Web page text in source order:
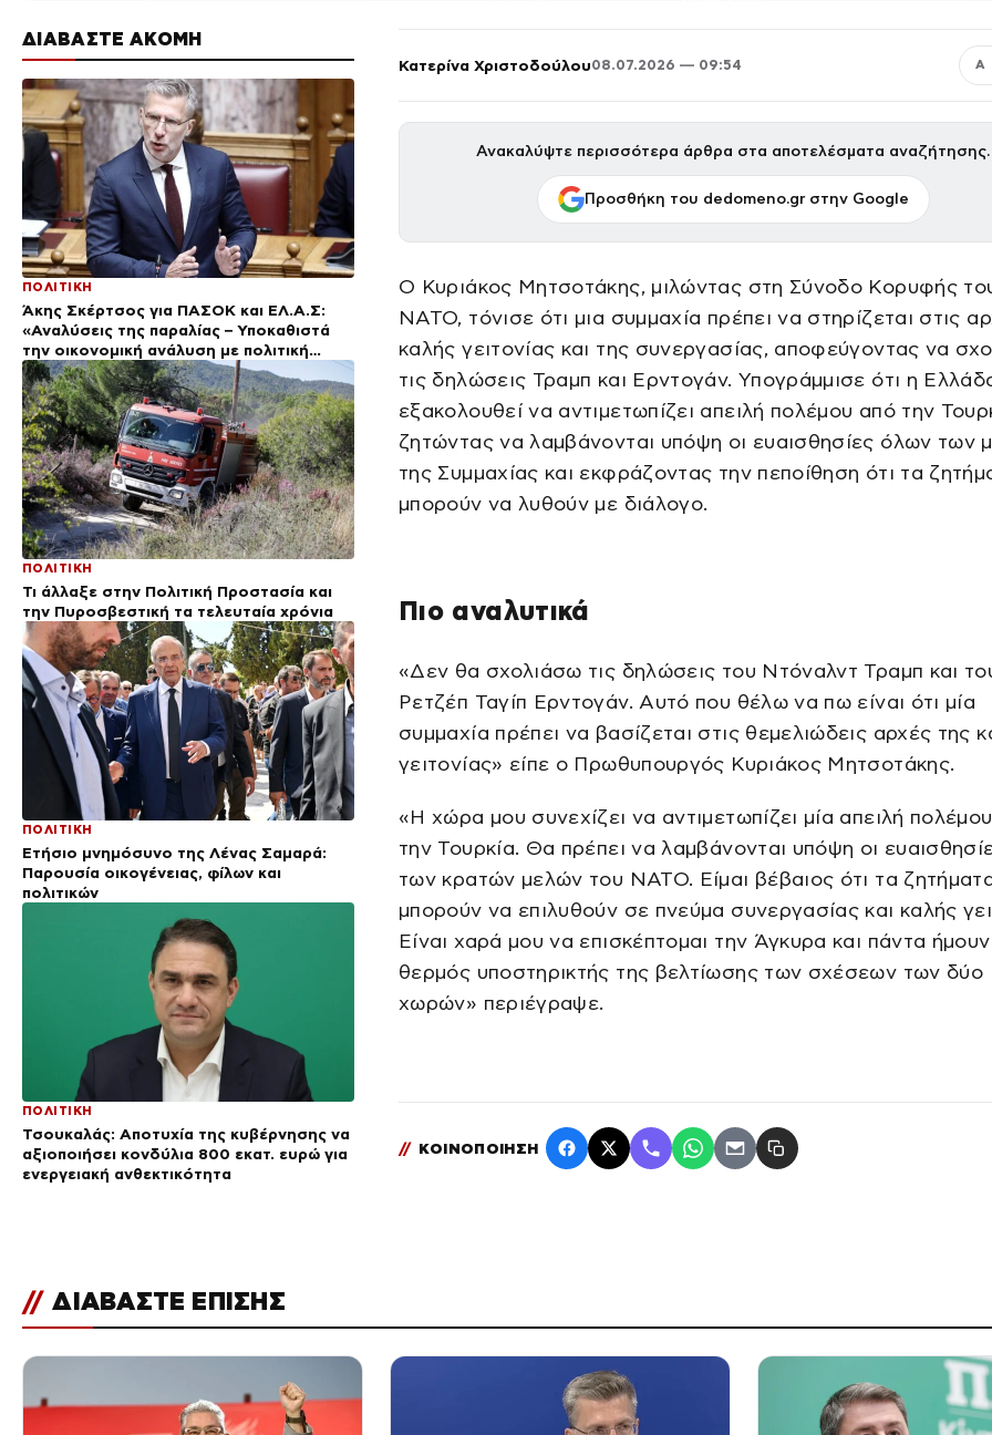
ΔΙΑΒΑΣΤΕ ΑΚΟΜΗ
ΠΟΛΙΤΙΚΗ
Άκης Σκέρτσος για ΠΑΣΟΚ και ΕΛ.Α.Σ:
«Αναλύσεις της παραλίας – Υποκαθιστά
την οικονομική ανάλυση με πολιτική
προπαγάνδα»
ΠΟΛΙΤΙΚΗ
Τι άλλαξε στην Πολιτική Προστασία και
την Πυροσβεστική τα τελευταία χρόνια
ΠΟΛΙΤΙΚΗ
Ετήσιο μνημόσυνο της Λένας Σαμαρά:
Παρουσία οικογένειας, φίλων και
πολιτικών
ΠΟΛΙΤΙΚΗ
Τσουκαλάς: Αποτυχία της κυβέρνησης να
αξιοποιήσει κονδύλια 800 εκατ. ευρώ για
ενεργειακή ανθεκτικότητα
Κατερίνα Χριστοδούλου08.07.2026 — 09:54 Α
Ανακαλύψτε περισσότερα άρθρα στα αποτελέσματα αναζήτησης.
Προσθήκη του dedomeno.gr στην Google
Ο Κυριάκος Μητσοτάκης, μιλώντας στη Σύνοδο Κορυφής
ΝΑΤΟ, τόνισε ότι μια συμμαχία πρέπει να στηρίζεται στις
καλής γειτονίας και της συνεργασίας, αποφεύγοντας να
τις δηλώσεις Τραμπ και Ερντογάν. Υπογράμμισε ότι η
εξακολουθεί να αντιμετωπίζει απειλή πολέμου από την
ζητώντας να λαμβάνονται υπόψη οι ευαισθησίες όλων των
της Συμμαχίας και εκφράζοντας την πεποίθηση ότι τα
μπορούν να λυθούν με διάλογο.
Πιο αναλυτικά
«Δεν θα σχολιάσω τις δηλώσεις του Ντόναλντ Τραμπ και
Ρετζέπ Ταγίπ Ερντογάν. Αυτό που θέλω να πω είναι ότι μία
συμμαχία πρέπει να βασίζεται στις θεμελιώδεις αρχές της
γειτονίας» είπε ο Πρωθυπουργός Κυριάκος Μητσοτάκης.
«Η χώρα μου συνεχίζει να αντιμετωπίζει μία απειλή
την Τουρκία. Θα πρέπει να λαμβάνονται υπόψη οι
των κρατών μελών του ΝΑΤΟ. Είμαι βέβαιος ότι τα
μπορούν να επιλυθούν σε πνεύμα συνεργασίας και καλής
Είναι χαρά μου να επισκέπτομαι την Άγκυρα και πάντα ήμουν
θερμός υποστηρικτής της βελτίωσης των σχέσεων των δύο
χωρών» περιέγραψε.
// ΚΟΙΝΟΠΟΙΗΣΗ
// ΔΙΑΒΑΣΤΕ ΕΠΙΣΗΣ